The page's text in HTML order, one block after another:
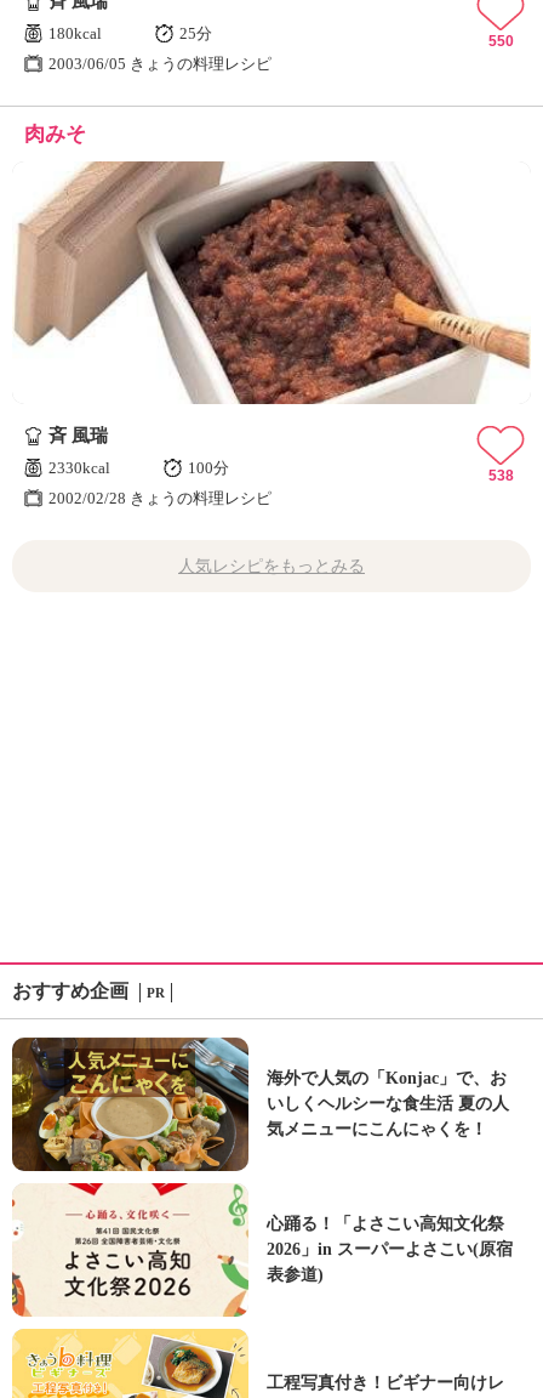
180kcal
25分
2003/06/05 きょうの料理レシピ
550
肉みそ
斉 風瑞
2330kcal
100分
2002/02/28 きょうの料理レシピ
538
人気レシピをもっとみる
おすすめ企画 PR
海外で人気の「Konjac」で、お
いしくヘルシーな食生活 夏の人
気メニューにこんにゃくを！
心踊る！「よさこい高知文化祭
2026」in スーパーよさこい(原宿
表参道)
工程写真付き！ビギナー向けレ